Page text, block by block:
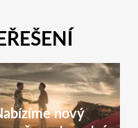
nový